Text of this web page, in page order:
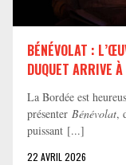
BÉNÉVOLAT :
DUQUET ARRIVE
La Bordée est
présenter Bénévolat,
puissant [...]
22 AVRIL 2026